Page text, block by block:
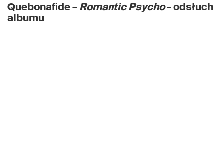
Quebonafide –Romantic Psycho– odsłuch
albumu